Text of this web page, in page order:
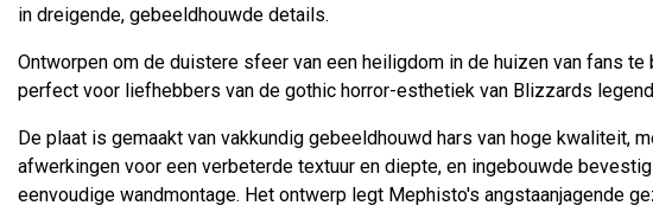
in dreigende, gebeeldhouwde details.
Ontworpen om de duistere sfeer van een heiligdom in de huizen van fans
perfect voor liefhebbers van de gothic horror-esthetiek van Blizzards
De plaat is gemaakt van vakkundig gebeeldhouwd hars van hoge kwaliteit,
afwerkingen voor een verbeterde textuur en diepte, en ingebouwde
eenvoudige wandmontage. Het ontwerp legt Mephisto's angstaanjagende